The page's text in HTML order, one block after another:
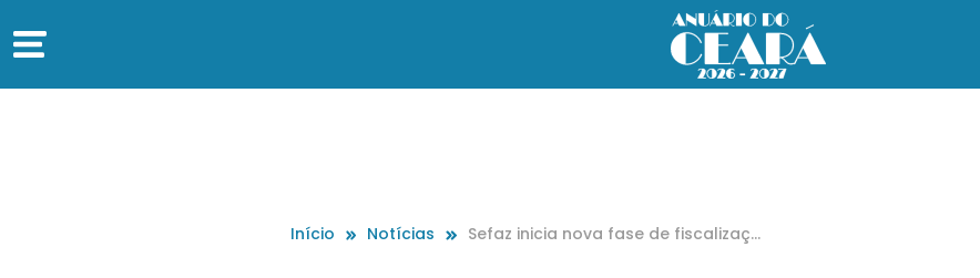
Início Notícias
Sefaz inicia nova fase de fiscalizaçã